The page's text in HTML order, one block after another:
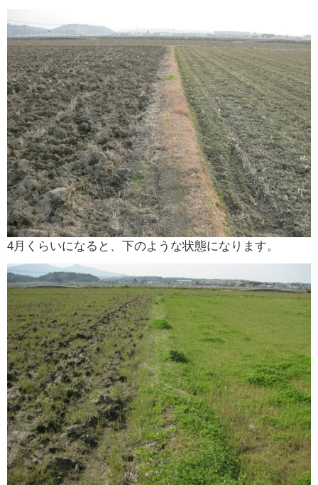
4月くらいになると、下のような状態になります。